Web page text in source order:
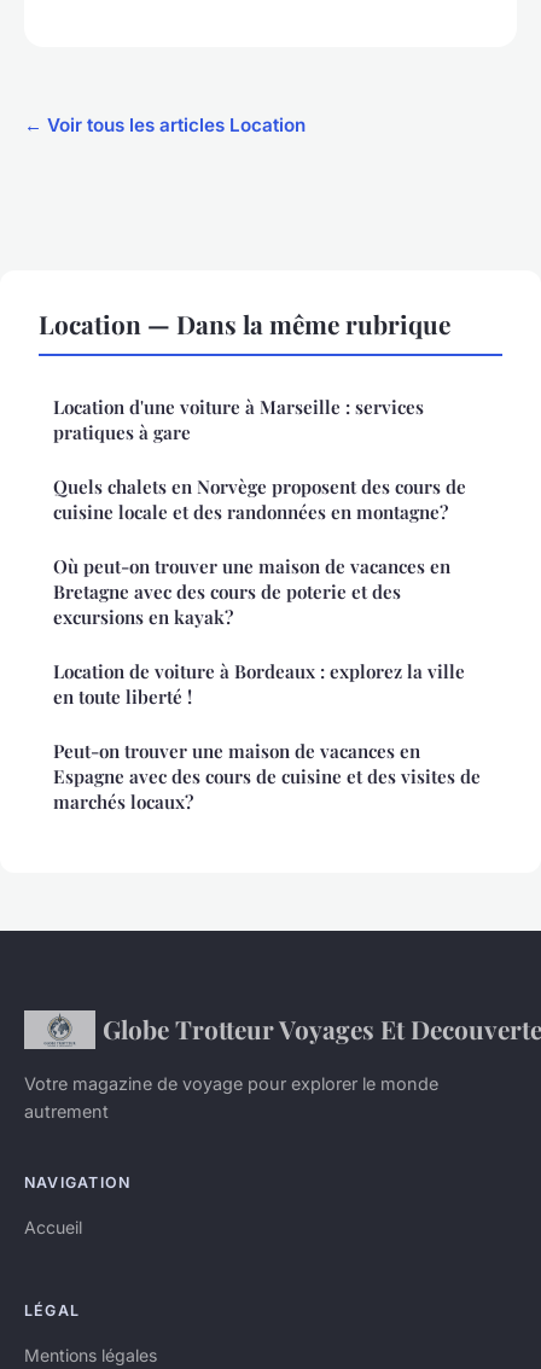
← Voir tous les articles Location
Location — Dans la même rubrique
Location d'une voiture à Marseille : services
pratiques à gare
Quels chalets en Norvège proposent des cours de
cuisine locale et des randonnées en montagne?
Où peut-on trouver une maison de vacances en
Bretagne avec des cours de poterie et des
excursions en kayak?
Location de voiture à Bordeaux : explorez la ville
en toute liberté !
Peut-on trouver une maison de vacances en
Espagne avec des cours de cuisine et des visites de
marchés locaux?
Globe Trotteur Voyages Et
Votre magazine de voyage pour explorer le monde
autrement
NAVIGATION
Accueil
LÉGAL
Mentions légales